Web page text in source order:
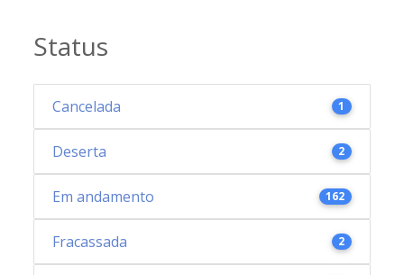
Status
Cancelada 1
Deserta 2
Em andamento 162
Fracassada 2